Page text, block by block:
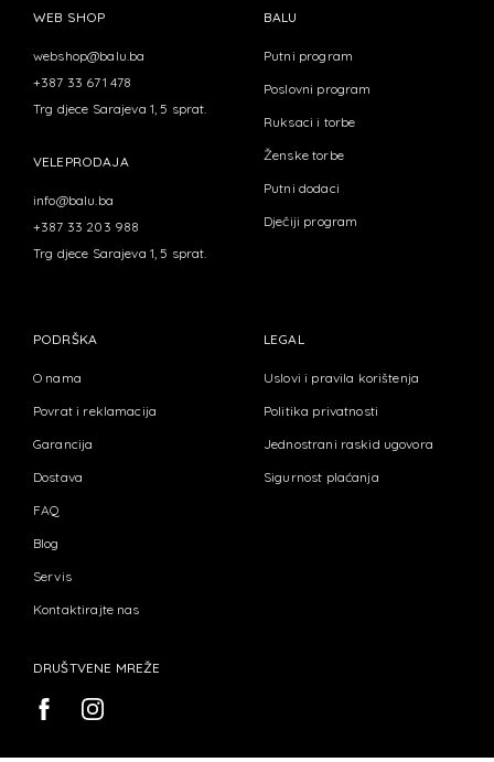
WEB SHOP
webshop@balu.ba
+387 33 671 478
Trg djece Sarajeva 1, 5 sprat.
VELEPRODAJA
info@balu.ba
+387 33 203 988
Trg djece Sarajeva 1, 5 sprat.
BALU
Putni program
Poslovni program
Ruksaci i torbe
Ženske torbe
Putni dodaci
Dječiji program
PODRŠKA
O nama
Povrat i reklamacija
Garancija
Dostava
FAQ
Blog
Servis
Kontaktirajte nas
LEGAL
Uslovi i pravila korištenja
Politika privatnosti
Jednostrani raskid ugovora
Sigurnost plaćanja
DRUŠTVENE MREŽE